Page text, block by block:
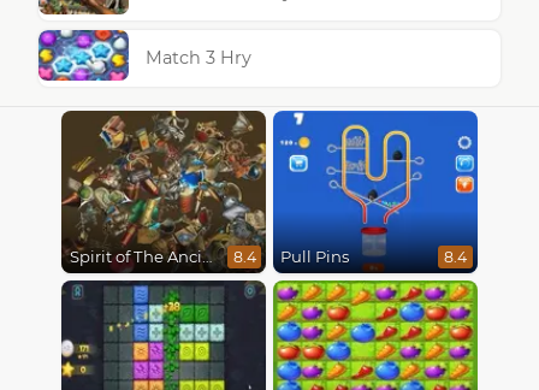
Match 3 Hry
Spirit of The Ancient Forest 8.4 Pull Pins 8.4